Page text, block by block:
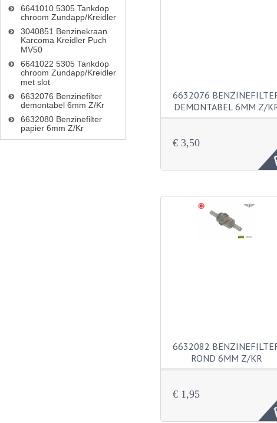
6632076
DEMONTABEL 6MM Z/
€ 3,50
6632082
ROND 6MM Z/KR
€ 1,95
6641010 5305 Tankdop
chroom Zundapp/Kreidler
3040851 Benzinekraan
Karcoma Kreidler Puch
MV50
6641022 5305 Tankdop
chroom Zundapp/Kreidler
met slot
6632076 Benzinefilter
demontabel 6mm Z/Kr
6632080 Benzinefilter
papier 6mm Z/Kr